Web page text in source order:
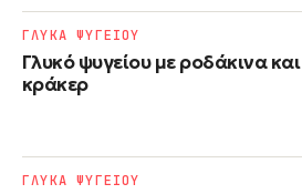
Γλυκό ψυγείου με ροδάκινα και
κράκερ
ΓΛΥΚΑ ΨΥΓΕΙΟΥ
ΓΛΥΚΑ ΨΥΓΕΙΟΥ